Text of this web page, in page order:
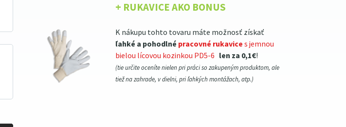
+ RUKAVICE AKO BONUS
K nákupu tohto tovaru máte možnosť získať
ľahké a pohodlné pracovné rukavices jemnou
bielou lícovou kozinkou PD5-6 len za 0,1€!
(tie určite oceníte nielen pri práci so zakupeným produktom, ale
tiež na zahrade, v dielni, pri ľahkých montážach, atp.)